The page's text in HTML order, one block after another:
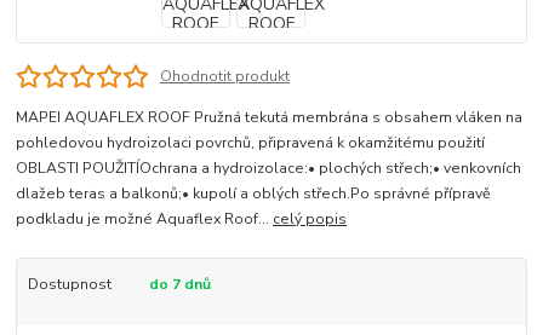
Ohodnotit produkt
MAPEI AQUAFLEX ROOF Pružná tekutá membrána s obsahem vláken na
pohledovou hydroizolaci povrchů, připravená k okamžitému použití
OBLASTI POUŽITÍOchrana a hydroizolace:• plochých střech;• venkovních
dlažeb teras a balkonů;• kupolí a oblých střech.Po správné přípravě
podkladu je možné Aquaflex Roof... celý popis
Dostupnost do 7 dnů